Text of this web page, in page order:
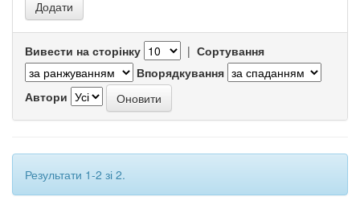
Вивести на сторінку | Сортування
Впорядкування
Автори
Результати 1-2 зі 2.